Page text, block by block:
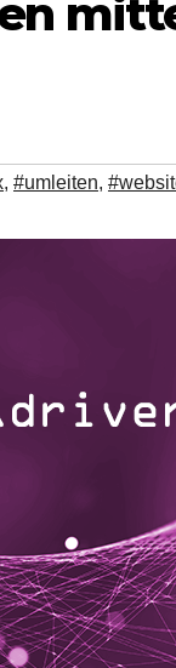
, #umleiten,